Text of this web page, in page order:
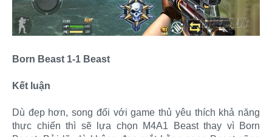
Born Beast 1-1 Beast
Kết luận
Dù đẹp hơn, song đối với game thủ yêu thích khả năng
thực chiến thì sẽ lựa chọn M4A1 Beast thay vì Born